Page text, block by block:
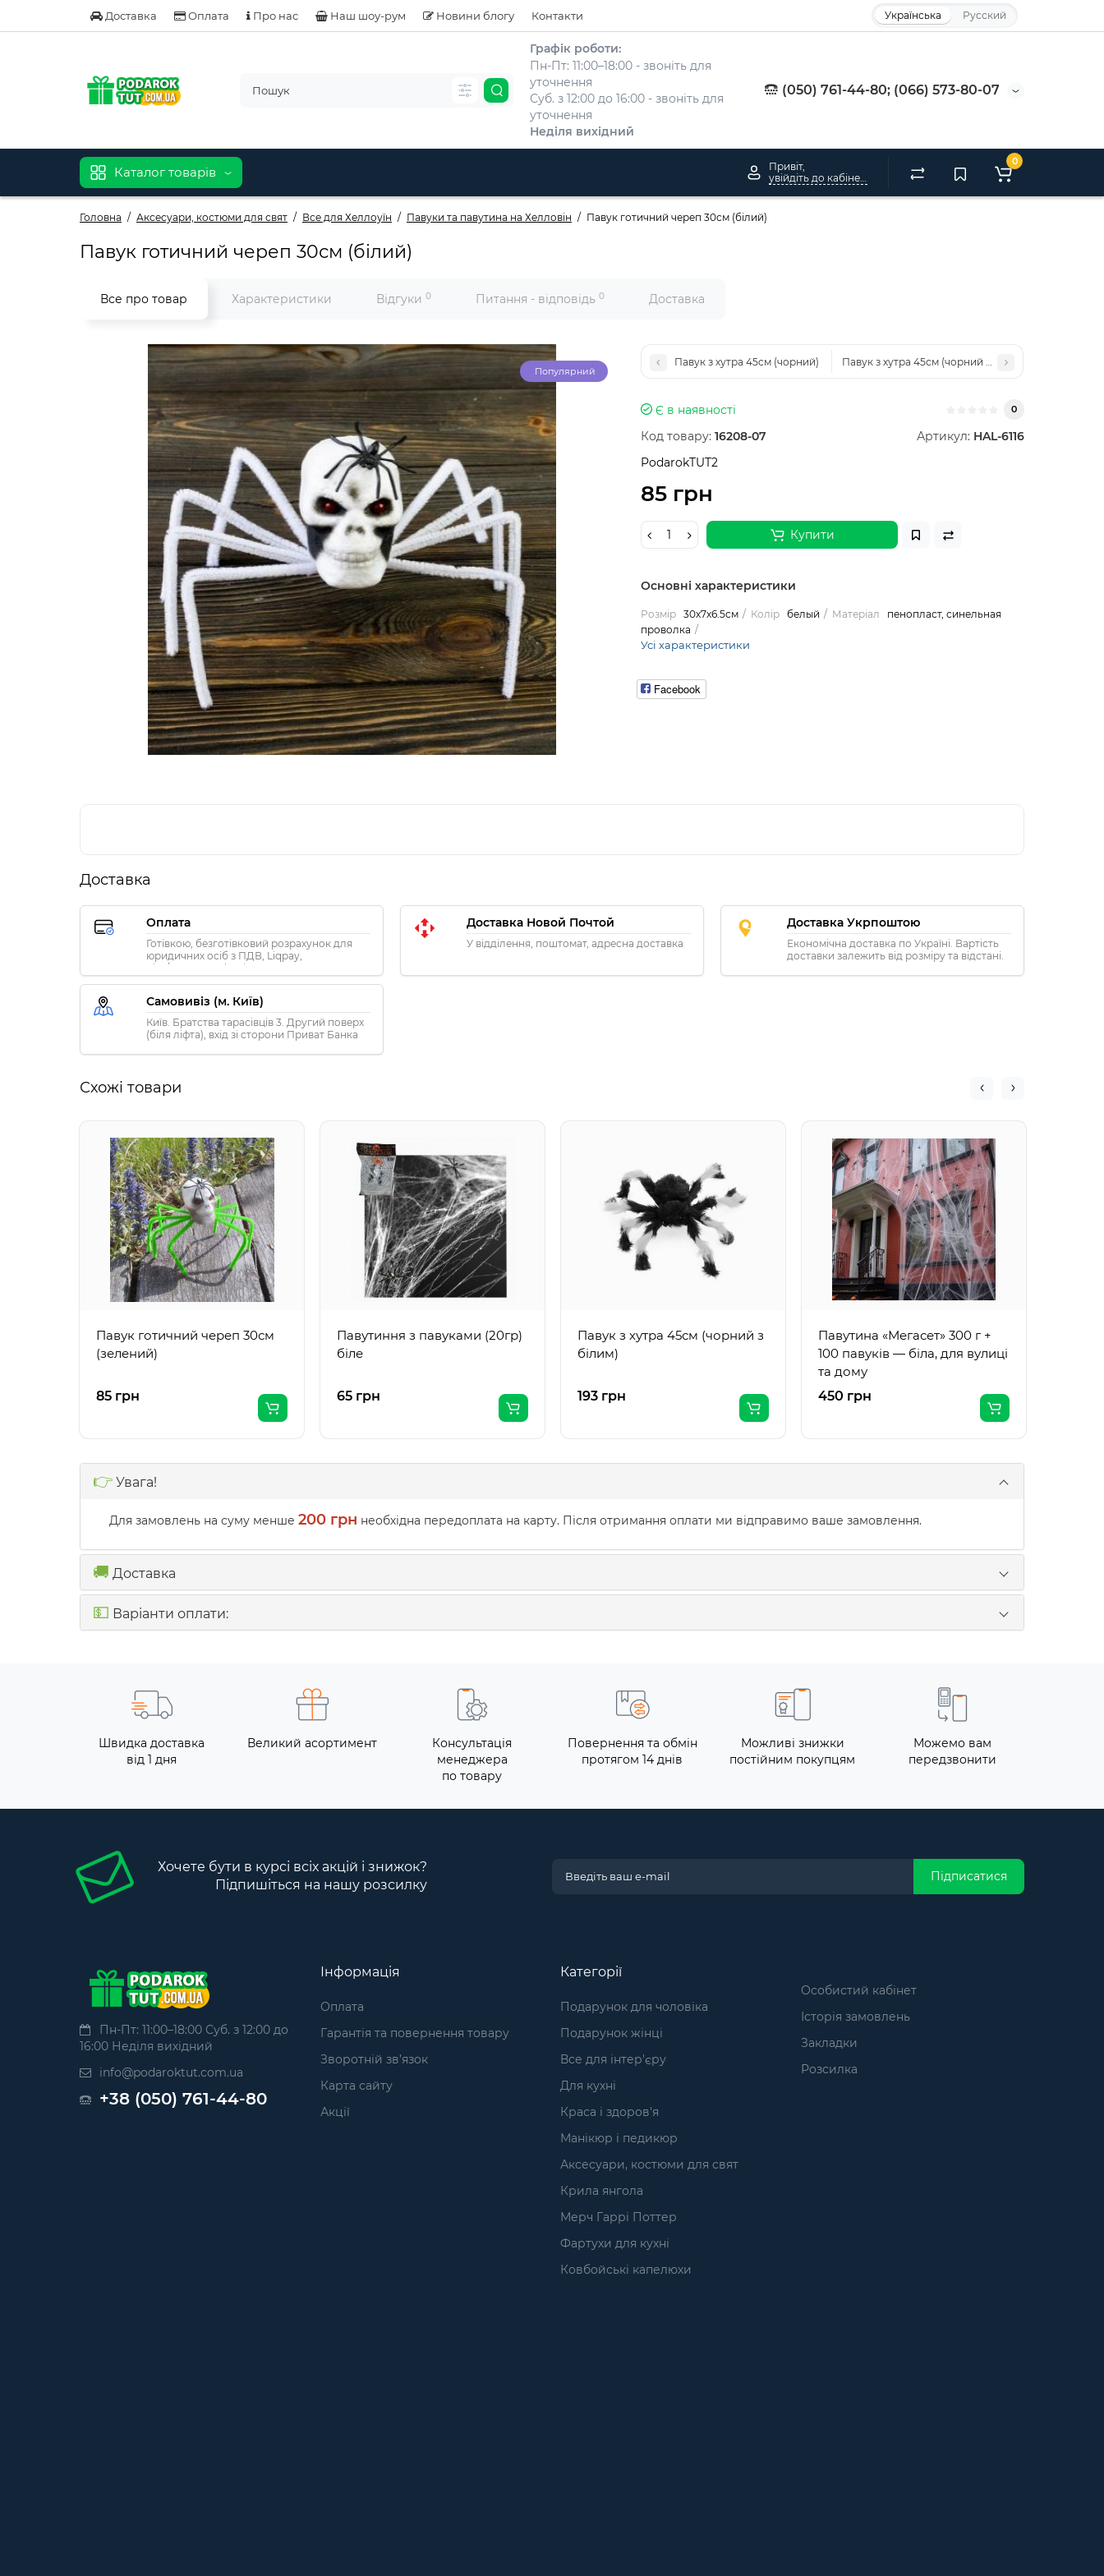
Доставка Оплата Про нас Наш шоу-рум Новини блогу Контакти Українська Русский
Графік роботи:
Пн-Пт: 11:00–18:00 - звоніть для
уточнення
Суб. з 12:00 до 16:00 - звоніть для
уточнення
Неділя вихідний
(050) 761-44-80; (066) 573-80-07
Каталог товарів
Привіт,
0
Головна Аксесуари, костюми для свят Все для Хеллоуїн Павуки та павутина на Хелловін Павук готичний череп 30см (білий)
Павук готичний череп 30см (білий)
Все про товар Характеристики Відгуки 0 Питання - відповідь 0 Доставка
Популярний
Павук з хутра 45см (чорний) Павук з хутра 45см (чорний з зеленим)
Є в наявності 0
Код товару: 16208-07 Артикул: HAL-6116
PodarokTUT2
85 грн
Купити
Основні характеристики
Розмір 30х7х6.5см Колір белый Матеріал
пенопласт, синельная
проволка
Усі характеристики
Facebook
Доставка
Оплата
Готівкою, безготівковий розрахунок для
юридичних осіб з ПДВ, Liqpay,
Visa/MasterCard, Privat24
Доставка Новой Почтой
У відділення, поштомат, адресна доставка
Доставка Укрпоштою
Економічна доставка по Україні. Вартість
доставки залежить від розміру та відстані.
Самовивіз (м. Київ)
Київ. Братства тарасівців 3. Другий поверх
(біля ліфта), вхід зі сторони Приват Банка
Схожі товари
Павук готичний череп 30см
(зелений)
85 грн
Павутиння з павуками (20гр)
біле
65 грн
Павук з хутра 45см (чорний з
білим)
193 грн
Павутина «Мегасет» 300 г +
100 павуків — біла, для вулиці
та дому
450 грн
👉 Увага!
Для замовлень на суму менше 200 грн необхідна передоплата на карту. Після отримання оплати ми відправимо ваше замовлення.
🚚 Доставка
💵 Варіанти оплати:
Швидка доставка
від 1 дня
Великий асортимент
Консультація
менеджера
по товару
Повернення та обмін
протягом 14 днів
Можливі знижки
постійним покупцям
Можемо вам
передзвонити
Хочете бути в курсі всіх акцій і знижок?
Підпишіться на нашу розсилку
Підписатися
Пн-Пт: 11:00–18:00 Суб. з 12:00 до
16:00 Неділя вихідний
info@podaroktut.com.ua
+38 (050) 761-44-80
Інформація
Оплата
Гарантія та повернення товару
Зворотній зв’язок
Карта сайту
Акції
Категорії
Подарунок для чоловіка
Подарунок жінці
Все для інтер'єру
Для кухні
Краса і здоров'я
Манікюр і педикюр
Аксесуари, костюми для свят
Крила янгола
Мерч Гаррі Поттер
Фартухи для кухні
Ковбойські капелюхи
Особистий кабінет
Історія замовлень
Закладки
Розсилка